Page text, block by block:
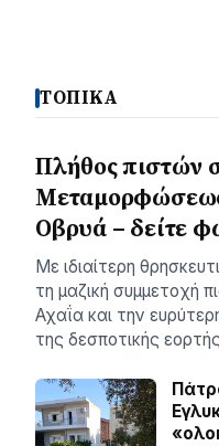
ΤΟΠΙΚΑ
Πλήθος πιστών
Οβρυά – δείτε
Με ιδιαίτερη
τη μαζική συμμετοχή
Αχαΐα και την
της δεσποτικής